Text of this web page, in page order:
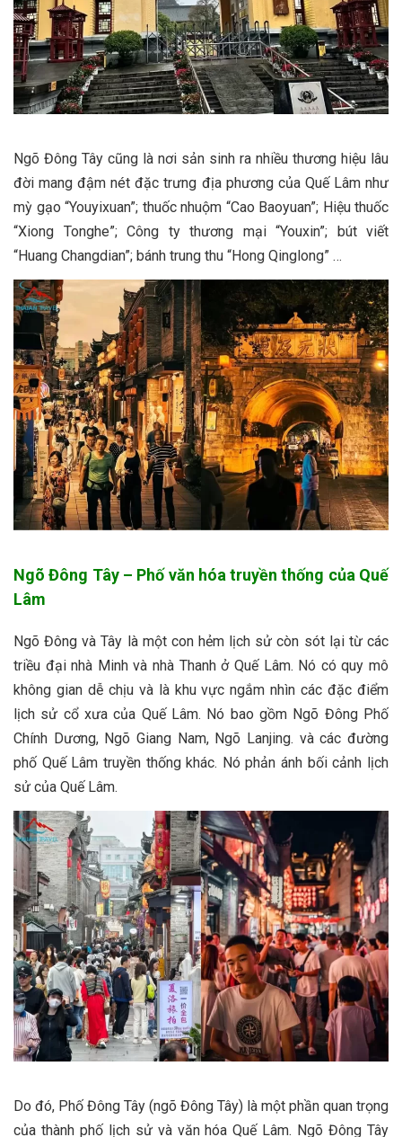
Ngõ Đông Tây cũng là nơi sản sinh ra nhiều thương hiệu lâu
đời mang đậm nét đặc trưng địa phương của Quế Lâm như
mỳ gạo “Youyixuan”; thuốc nhuộm “Cao Baoyuan”; Hiệu thuốc
“Xiong Tonghe”; Công ty thương mại “Youxin”; bút viết
“Huang Changdian”; bánh trung thu “Hong Qinglong” …
Ngõ Đông Tây – Phố văn hóa truyền thống của Quế
Lâm
Ngõ Đông và Tây là một con hẻm lịch sử còn sót lại từ các
triều đại nhà Minh và nhà Thanh ở Quế Lâm. Nó có quy mô
không gian dễ chịu và là khu vực ngắm nhìn các đặc điểm
lịch sử cổ xưa của Quế Lâm. Nó bao gồm Ngõ Đông Phố
Chính Dương, Ngõ Giang Nam, Ngõ Lanjing. và các đường
phố Quế Lâm truyền thống khác. Nó phản ánh bối cảnh lịch
sử của Quế Lâm.
Do đó, Phố Đông Tây (ngõ Đông Tây) là một phần quan trọng
của thành phố lịch sử và văn hóa Quế Lâm. Ngõ Đông Tây